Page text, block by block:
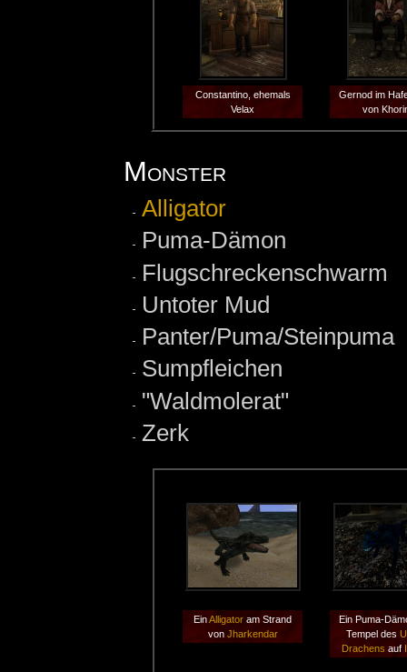
Constantino, ehemals
Velax
Gernod im
von
Monster
Alligator
Puma-Dämon
Flugschreckenschwarm
Untoter Mud
Panter/Puma/Steinpuma
Sumpfleichen
"Waldmolerat"
Zerk
EinAlligator am Strand
von Jharkendar
Ein Puma-
Tempel des
Drachens auf